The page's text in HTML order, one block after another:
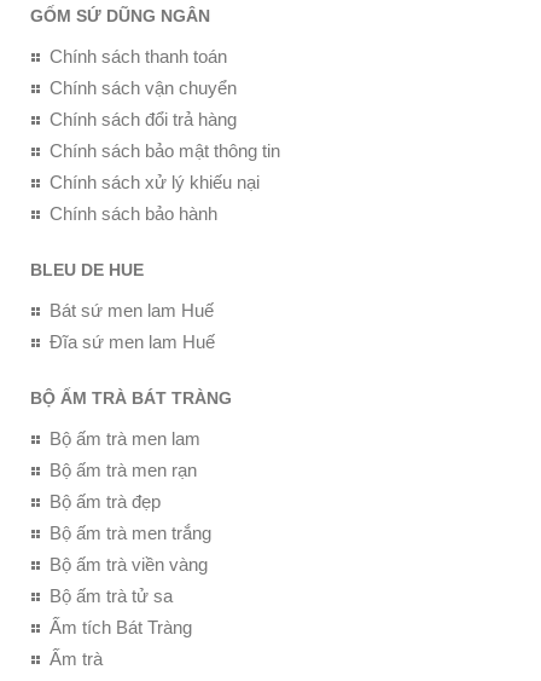
GỐM SỨ DŨNG NGÂN
Chính sách thanh toán
Chính sách vận chuyển
Chính sách đổi trả hàng
Chính sách bảo mật thông tin
Chính sách xử lý khiếu nại
Chính sách bảo hành
BLEU DE HUE
Bát sứ men lam Huế
Đĩa sứ men lam Huế
BỘ ẤM TRÀ BÁT TRÀNG
Bộ ấm trà men lam
Bộ ấm trà men rạn
Bộ ấm trà đẹp
Bộ ấm trà men trắng
Bộ ấm trà viền vàng
Bộ ấm trà tử sa
Ấm tích Bát Tràng
Ấm trà